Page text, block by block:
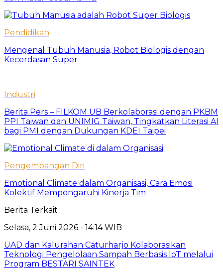
Pendidikan
Mengenal Tubuh Manusia, Robot Biologis dengan
Kecerdasan Super
Industri
Berita Pers – FILKOM UB Berkolaborasi dengan PKBM
PPI Taiwan dan UNIMIG Taiwan, Tingkatkan Literasi AI
bagi PMI dengan Dukungan KDEI Taipei
Pengembangan Diri
Emotional Climate dalam Organisasi, Cara Emosi
Kolektif Mempengaruhi Kinerja Tim
Berita Terkait
Selasa, 2 Juni 2026 - 14:14 WIB
UAD dan Kalurahan Caturharjo Kolaborasikan
Teknologi Pengelolaan Sampah Berbasis IoT melalui
Program BESTARI SAINTEK